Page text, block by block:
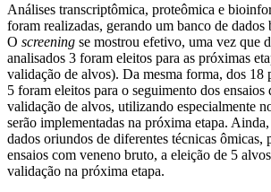
Análises transcriptômica, proteômica e
foram realizadas, gerando um banco de
O screening se mostrou efetivo, uma vez que
analisados 3 foram eleitos para as próximas
validação de alvos). Da mesma forma, dos 18
5 foram eleitos para o seguimento dos ensaios
validação de alvos, utilizando especialmente
serão implementadas na próxima etapa.
dados oriundos de diferentes técnicas ômicas,
ensaios com veneno bruto, a eleição de 5
validação na próxima etapa.